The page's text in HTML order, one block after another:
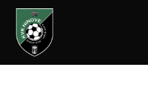
Skip